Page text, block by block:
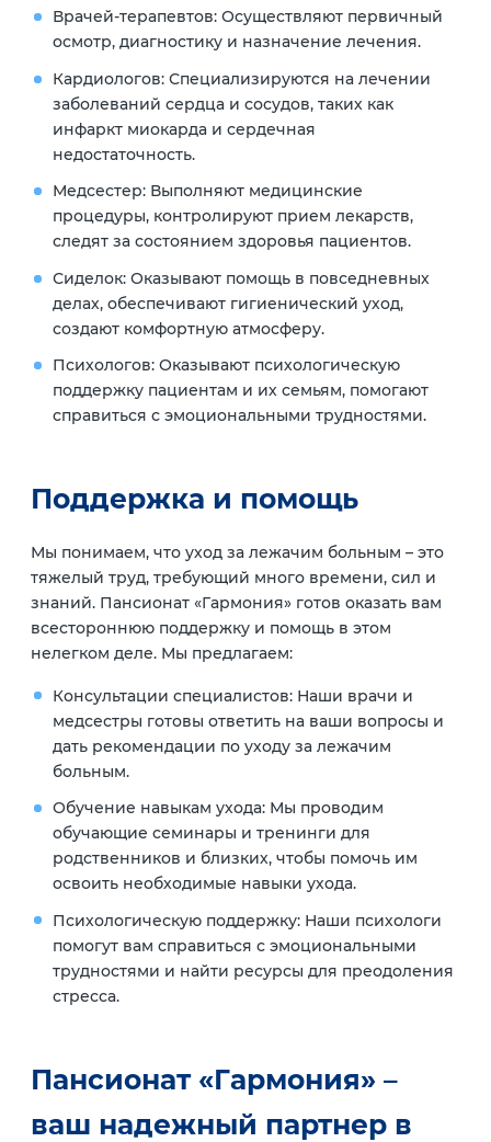
Врачей-терапевтов:Осуществляют первичный
осмотр, диагностику и назначение лечения.
Кардиологов:Специализируются на лечении
заболеваний сердца и сосудов, таких как
инфаркт миокарда и сердечная
недостаточность.
Медсестер:Выполняют медицинские
процедуры, контролируют прием лекарств,
следят за состоянием здоровья пациентов.
Сиделок:Оказывают помощь в повседневных
делах, обеспечивают гигиенический уход,
создают комфортную атмосферу.
Психологов:Оказывают психологическую
поддержку пациентам и их семьям, помогают
справиться с эмоциональными трудностями.
Поддержка и помощь
Мы понимаем, что уход за лежачим больным – это
тяжелый труд, требующий много времени, сил и
знаний. Пансионат «Гармония» готов оказать вам
всестороннюю поддержку и помощь в этом
нелегком деле. Мы предлагаем:
Консультации специалистов:Наши врачи и
медсестры готовы ответить на ваши вопросы и
дать рекомендации по уходу за лежачим
больным.
Обучение навыкам ухода:Мы проводим
обучающие семинары и тренинги для
родственников и близких, чтобы помочь им
освоить необходимые навыки ухода.
Психологическую поддержку:Наши психологи
помогут вам справиться с эмоциональными
трудностями и найти ресурсы для преодоления
стресса.
Пансионат «Гармония» –
ваш надежный партнер в